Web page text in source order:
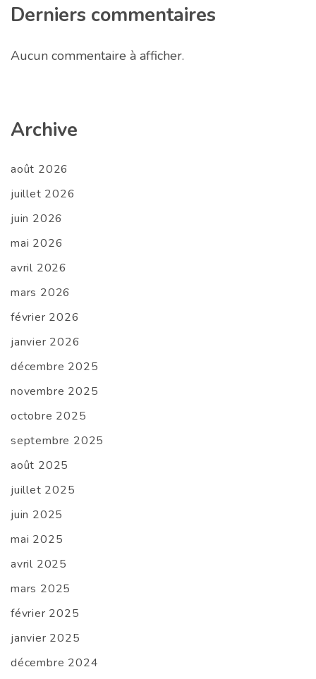
Derniers commentaires
Aucun commentaire à afficher.
Archive
août 2026
juillet 2026
juin 2026
mai 2026
avril 2026
mars 2026
février 2026
janvier 2026
décembre 2025
novembre 2025
octobre 2025
septembre 2025
août 2025
juillet 2025
juin 2025
mai 2025
avril 2025
mars 2025
février 2025
janvier 2025
décembre 2024